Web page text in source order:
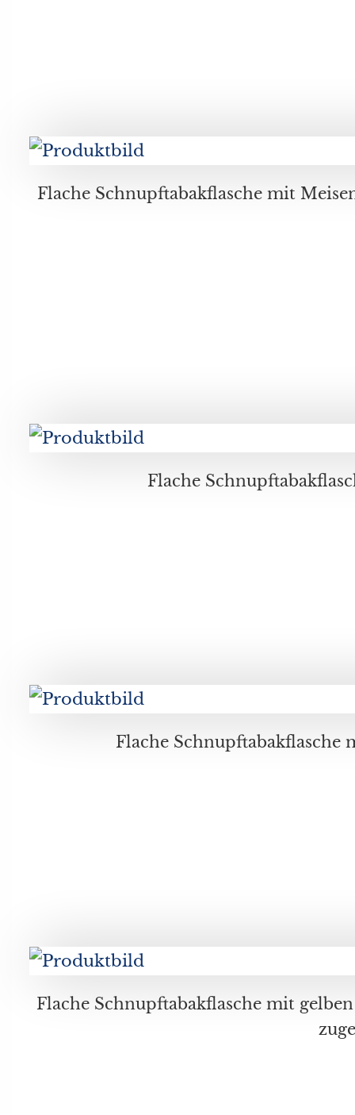
Flache Schnupftabakflasche mit Meisendekor graviert, signiert Gerhard Lorenz (*1901), datiert 2002, mit
Flache Schnupftabakflasche mit gelben und